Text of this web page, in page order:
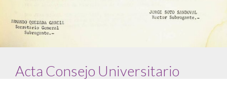
Acta Consejo Universitario